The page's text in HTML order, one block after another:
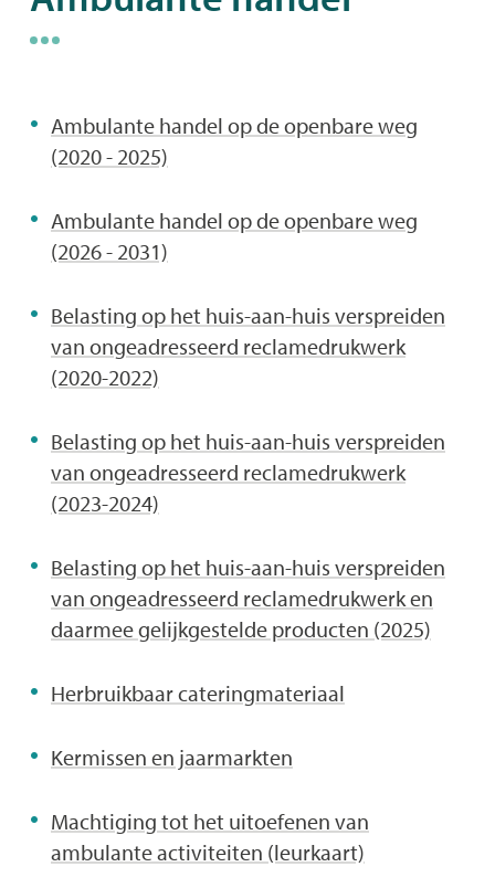
Thema's
Ambulante handel op de openbare weg
(2020 - 2025)
Ambulante handel op de openbare weg
(2026 - 2031)
Belasting op het huis-aan-huis verspreiden
van ongeadresseerd reclamedrukwerk
(2020-2022)
Belasting op het huis-aan-huis verspreiden
van ongeadresseerd reclamedrukwerk
(2023-2024)
Belasting op het huis-aan-huis verspreiden
van ongeadresseerd reclamedrukwerk en
daarmee gelijkgestelde producten (2025)
Herbruikbaar cateringmateriaal
Kermissen en jaarmarkten
Machtiging tot het uitoefenen van
ambulante activiteiten (leurkaart)